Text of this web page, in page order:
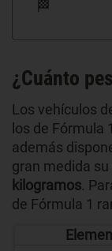
🏁
¿Cuánto
Los vehículos
los de Fórmula
además
gran medida su
kilogramos.
de Fórmula 1